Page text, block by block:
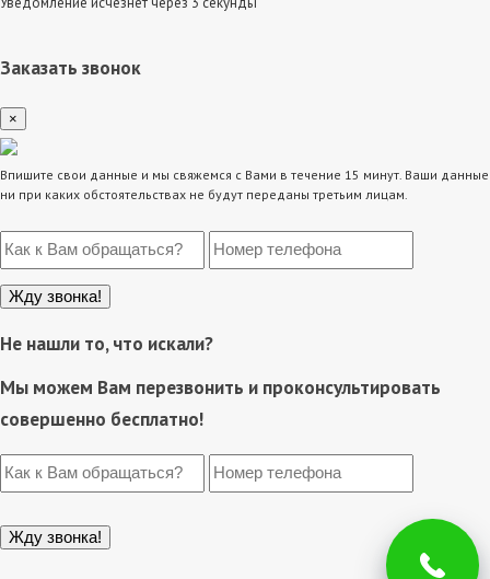
Заказать звонок
×
Впишите свои данные и мы свяжемся с Вами в течение 15 минут. Ваши данные
ни при каких обстоятельствах не будут переданы третьим лицам.
Не нашли то, что искали?
Мы можем Вам перезвонить и проконсультировать
совершенно бесплатно!